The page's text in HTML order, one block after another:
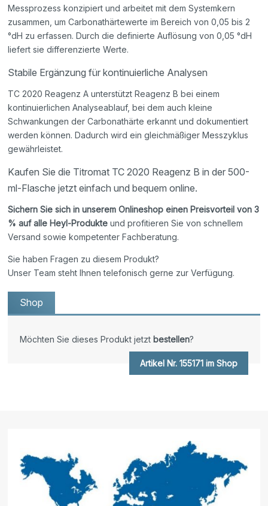
Messprozess konzipiert und arbeitet mit dem Systemkern
zusammen, um Carbonathärtewerte im Bereich von 0,05 bis 2
°dH zu erfassen. Durch die definierte Auflösung von 0,05 °dH
liefert sie differenzierte Werte.
Stabile Ergänzung für kontinuierliche Analysen
TC 2020 Reagenz A unterstützt Reagenz B bei einem
kontinuierlichen Analyseablauf, bei dem auch kleine
Schwankungen der Carbonathärte erkannt und dokumentiert
werden können. Dadurch wird ein gleichmäßiger Messzyklus
gewährleistet.
Kaufen Sie die Titromat TC 2020 Reagenz B in der 500-
ml-Flasche jetzt einfach und bequem online.
Sichern Sie sich in unserem Onlineshop einen Preisvorteil von 3
% auf alle Heyl-Produkte und profitieren Sie von schnellem
Versand sowie kompetenter Fachberatung.
Sie haben Fragen zu diesem Produkt?
Unser Team steht Ihnen telefonisch gerne zur Verfügung.
Shop
Möchten Sie dieses Produkt jetzt bestellen?
Artikel Nr. 155171 im Shop